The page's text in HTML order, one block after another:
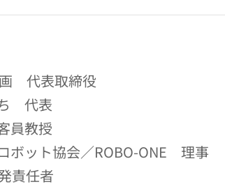
代表取締役
代表
員教授
ボット協会／ROBO-ONE 理事
責任者